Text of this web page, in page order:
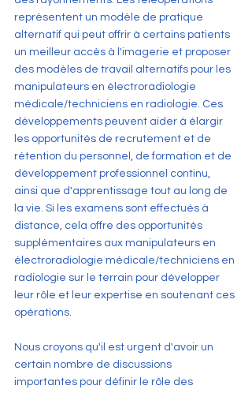
représentent un modèle de pratique
alternatif qui peut offrir à certains patients
un meilleur accès à l'imagerie et proposer
des modèles de travail alternatifs pour les
manipulateurs en électroradiologie
médicale/techniciens en radiologie. Ces
développements peuvent aider à élargir
les opportunités de recrutement et de
rétention du personnel, de formation et de
développement professionnel continu,
ainsi que d'apprentissage tout au long de
la vie. Si les examens sont effectués à
distance, cela offre des opportunités
supplémentaires aux manipulateurs en
électroradiologie médicale/techniciens en
radiologie sur le terrain pour développer
leur rôle et leur expertise en soutenant ces
opérations.
Nous croyons qu'il est urgent d'avoir un
certain nombre de discussions
importantes pour définir le rôle des